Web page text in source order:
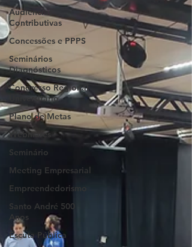
Audiências
Contributivas
Concessões e PPPS
Seminários
Diagnósticos
Congresso Regional
Universitário
Plano de Metas
Webinares
Seminário
Meeting Empresarial
Empreendedorismo
Santo André 500
Anos
Escuta Pública